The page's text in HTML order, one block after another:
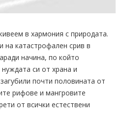
в хармония с природата.
на катастрофален срив в
начина, по който
си от храна и
почти половината от
рифове и мангровите
от всички естествени